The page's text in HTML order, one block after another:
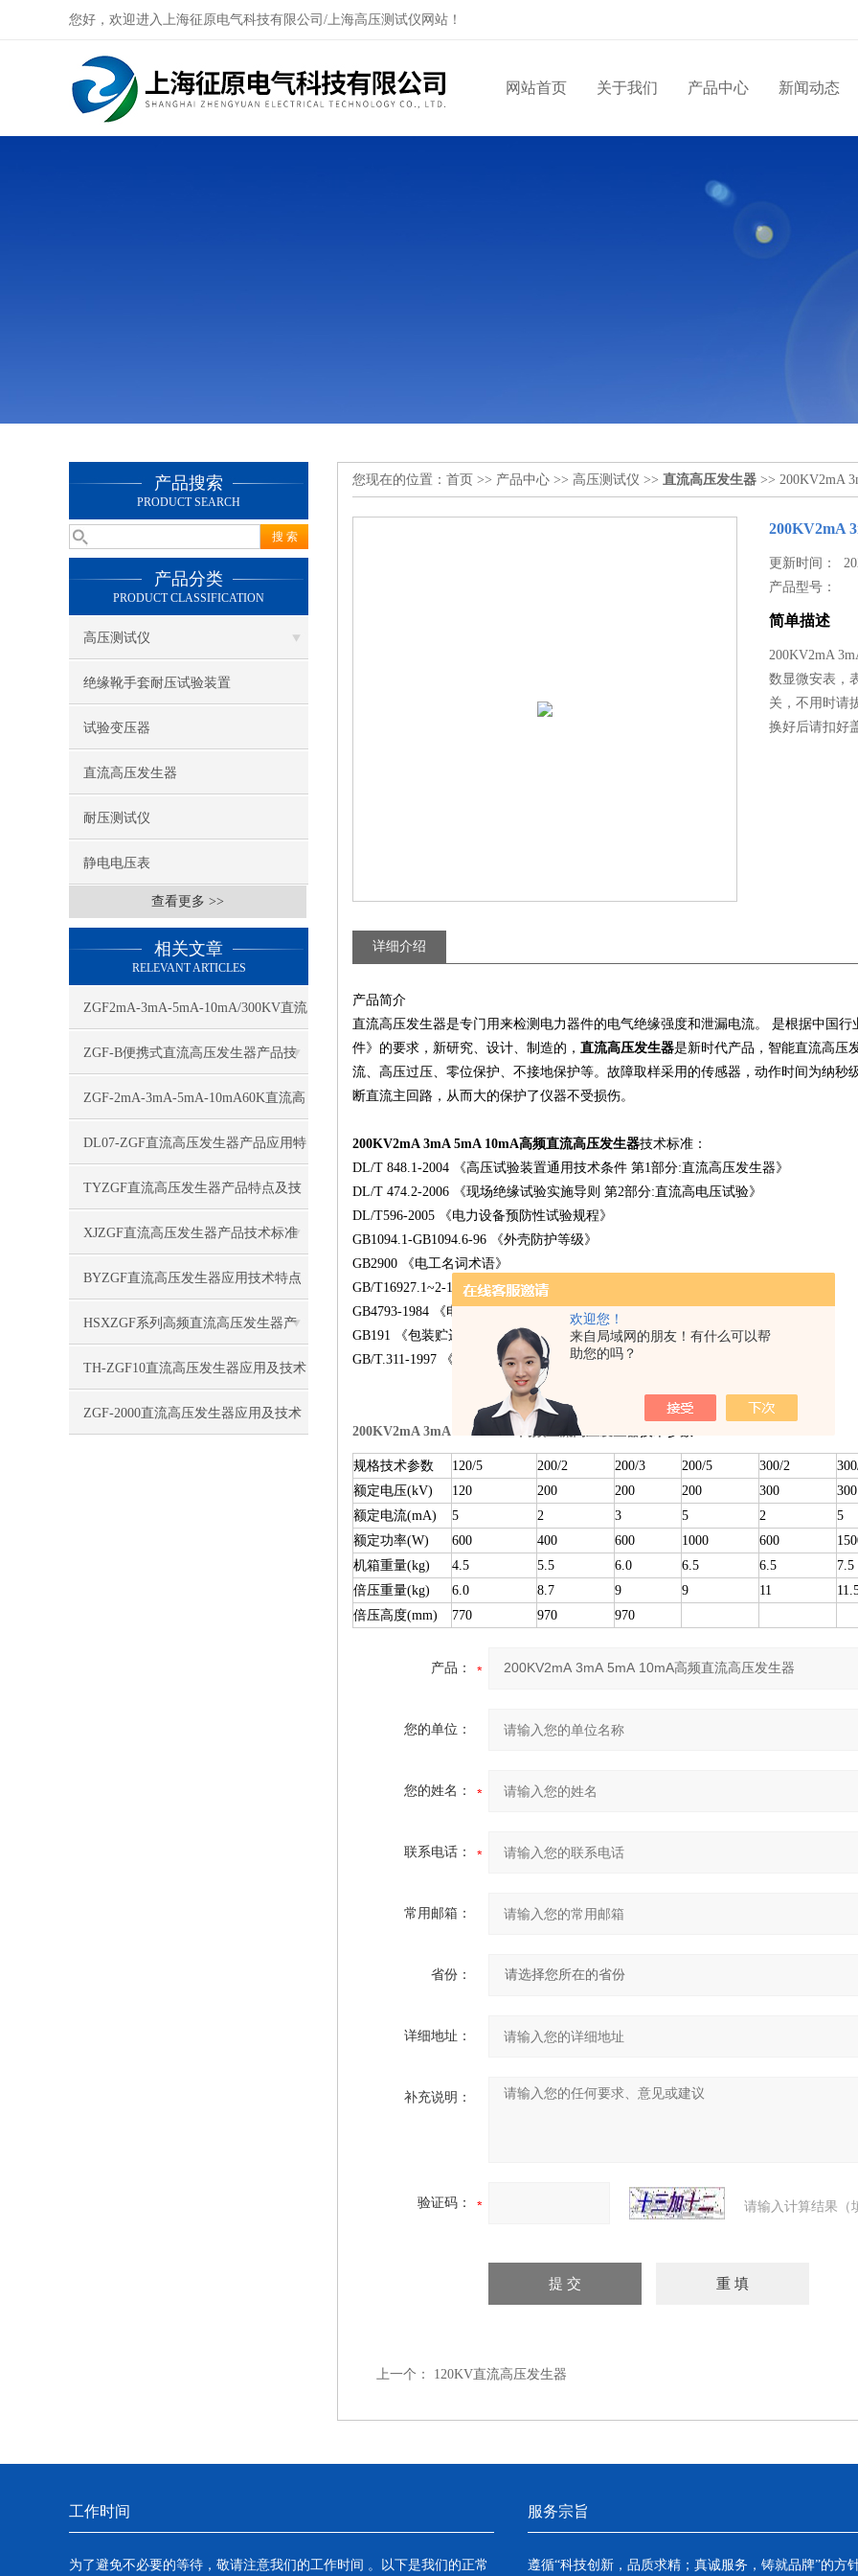
欢迎您！
来自局域网的朋友！有什么可以帮
助您的吗？
您好，欢迎进入上海征原电气科技有限公司/上海高压测试仪网站！
网站首页 关于我们 产品中心 新闻动态
产品搜索
PRODUCT SEARCH
产品分类
PRODUCT CLASSIFICATION
高压测试仪
绝缘靴手套耐压试验装置
试验变压器
直流高压发生器
耐压测试仪
静电电压表
查看更多 >>
相关文章
RELEVANT ARTICLES
ZGF2mA-3mA-5mA-10mA/300KV直流
高压发生器应用特点
ZGF-B便携式直流高压发生器产品技
术特点
ZGF-2mA-3mA-5mA-10mA60K直流高
压发生器技术特点
DL07-ZGF直流高压发生器产品应用特
点
TYZGF直流高压发生器产品特点及技
术指标
XJZGF直流高压发生器产品技术标准
BYZGF直流高压发生器应用技术特点
HSXZGF系列高频直流高压发生器产
品特点
TH-ZGF10直流高压发生器应用及技术
特点
ZGF-2000直流高压发生器应用及技术
您现在的位置： 首页 >> 产品中心 >> 高压测试仪 >> 直流高压发生器 >> 200KV2mA
200KV2mA
更新时间：
产品型号：
简单描述
200KV2mA
数显微安表，
关，不用时请
换好后请扣好
详细介绍
产品简介
直流高压发生器是专门用来检测电力器件的电气绝缘强度和泄漏电流。 是根据中国
件》的要求，新研究、设计、制造的， 直流高压发生器是新时代产品，智能直流高压
流、高压过压、零位保护、不接地保护等。故障取样采用的传感器，动作时间为纳
断直流主回路，从而大的保护了仪器不受损伤。
200KV2mA 3mA 5mA 10mA高频直流高压发生器技术标准：
DL/T 848.1-2004 《高压试验装置通用技术条件 第1部分:直流高压发生器》
DL/T 474.2-2006 《现场绝缘试验实施导则 第2部分:直流高电压试验》
DL/T596-2005 《电力设备预防性试验规程》
GB1094.1-GB1094.6-96 《外壳防护等级》
GB2900 《电工名词术语》
GB/T16927.1~2-1997 《高电压试验技术》
GB4793-1984 《电子测量仪器安全要求》
GB191 《包装贮运标志》
GB/T.311-1997 《高压输变电设备的绝缘与配合》
200KV2mA 3mA 5mA 10mA高频直流高压发生器
规格技术参数 120/5 200/2 200/3 200/5 300/2
额定电压(kV)
120 200 200 200 300
300
额定电流(mA)
5 2 3 5 2
5
额定功率(W)
600 400 600 1000 600
机箱重量(kg)
4.5 5.5 6.0 6.5 6.5
7.5
倍压重量(kg)
6.0 8.7 9 9 11
倍压高度(mm)
770 970 970
产品：
您的单位：
您的姓名：
联系电话：
常用邮箱：
省份：
详细地址：
补充说明：
验证码： 请输入计算结果（
上一个： 120KV直流高压发生器
工作时间
为了避免不必要的等待，敬请注意我们的工作时间 。以下是我们的正常
服务宗旨
遵循“科技创新，品质求精；真诚服务，铸就品牌”的方